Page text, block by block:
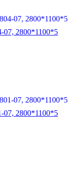
07, 2800*1100*5
07, 2800*1100*5